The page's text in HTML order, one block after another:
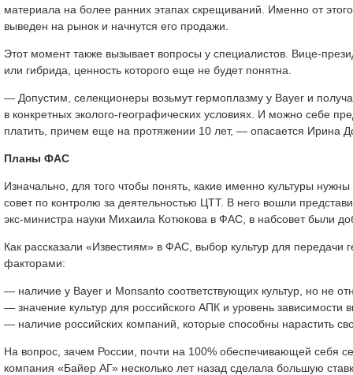
материала на более ранних этапах скрещиваний. Именно от
выведен на рынок и начнутся его продажи.
Этот момент также вызывает вопросы у специалистов. Вице-
или гибрида, ценность которого еще не будет понятна.
— Допустим, селекционеры возьмут гермоплазму у Bayer и
в конкретных эколого-географических условиях. И можно себе
платить, причем еще на протяжении 10 лет, — опасается Ирина
Планы ФАС
Изначально, для того чтобы понять, какие именно культуры
совет по контролю за деятельностью ЦТТ. В него вошли
экс-министра науки Михаила Котюкова в ФАС, в набсовет были
Как рассказали «Известиям» в ФАС, выбор культур для
факторами:
— наличие у Bayer и Monsanto соответствующих культур, но не
— значение культур для российского АПК и уровень зависимости
— наличие российских компаний, которые способны нарастить
На вопрос, зачем России, почти на 100% обеспечивающей себя
компания «Байер АГ» несколько лет назад сделала большую